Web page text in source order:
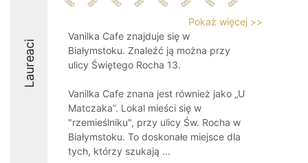
Laureaci
Pokaż więcej >>
Vanilka Cafe znajduje się w
Białymstoku. Znaleźć ją można przy
ulicy Świętego Rocha 13.
Vanilka Cafe znana jest również jako „U
Matczaka”. Lokal mieści się w
"rzemieślniku", przy ulicy Św. Rocha w
Białymstoku. To doskonałe miejsce dla
tych, którzy szukają ...